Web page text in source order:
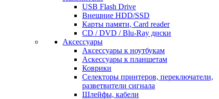
USB Flash Drive
Внешние HDD/SSD
Карты памяти, Card reader
CD / DVD / Blu-Ray диски
Аксессуары
Аксессуары к ноутбукам
Аскессуары к планшетам
Коврики
Селекторы принтеров, переключатели,
разветвители сигнала
Шлейфы, кабели